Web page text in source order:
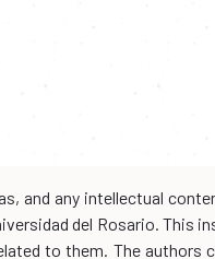
and any intellectual
del Rosario. This
to them. The